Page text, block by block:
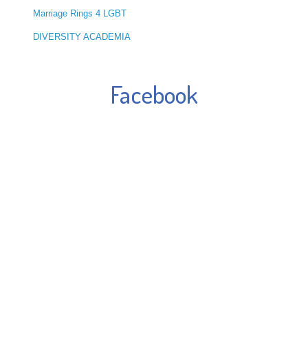
Marriage Rings 4 LGBT
DIVERSITY ACADEMIA
Facebook